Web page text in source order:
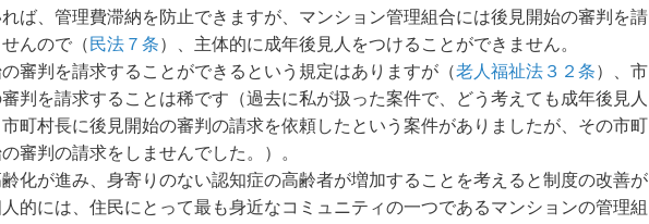
ば、管理費滞納を防止できますが、マンション管理組合には後見開始の審判を請
んので（ 民法７条）、主体的に成年後見人をつけることができません。
審判を請求することができるという規定はありますが（老人福祉法３２条）、市
判を請求することは稀です（過去に私が扱った案件で、どう考えても成年後見人
町村長に後見開始の審判の請求を依頼したという案件がありましたが、その市町
審判の請求をしませんでした。）。
化が進み、身寄りのない認知症の高齢者が増加することを考えると制度の改善が
的には、住民にとって最も身近なコミュニティの一つであるマンションの管理組